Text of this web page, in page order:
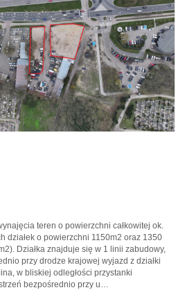
teren o powierzchni całkowitej ok.
działek o powierzchni 1150m2 oraz 1350
Działka znajduje się w 1 linii zabudowy,
przy drodze krajowej wyjazd z działki
w bliskiej odległości przystanki
bezpośrednio przy u…